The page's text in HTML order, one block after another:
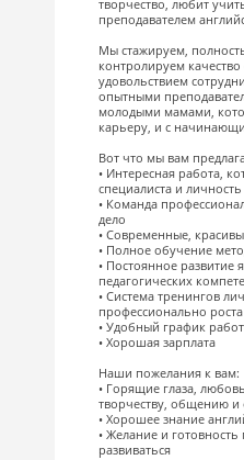
творчество, любит
преподавателем
Мы стажируем,
контролируем
удовольствием
опытными
молодыми мамами,
карьеру, и с
Вот что мы вам
• Интересная работа,
специалиста и личность
• Команда
дело
• Современные,
• Полное обучение
• Постоянное развитие
педагогических
• Система тренингов
профессионально
• Удобный график
• Хорошая зарплата
Наши пожелания к вам:
• Горящие глаза,
творчеству, общению
• Хорошее знание
• Желание и готовность
развиваться